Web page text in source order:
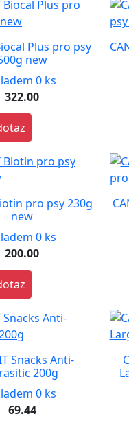
Plus pro psy
new
0 ks
322.00
pro psy 230g
new
0 ks
200.00
Snacks Anti-
200g
0 ks
69.44